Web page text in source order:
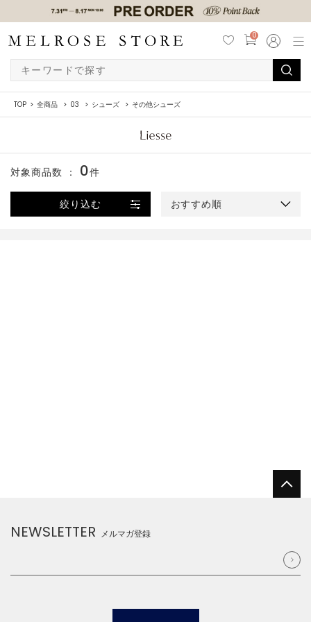
0
TOP 全商品 03 シューズ その他シューズ
絞り込む おすすめ順
対象商品数 ： 0件
NEWSLETTER メルマガ登録